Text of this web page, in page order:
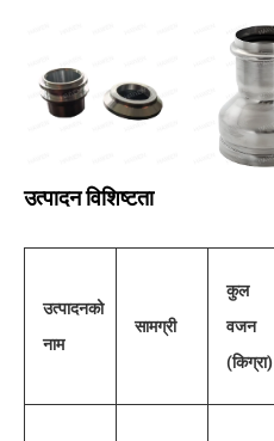
उत्पादन विशिष्टता
उत्पादनको
नाम
सामग्री
कुल
वजन
(किग्रा)